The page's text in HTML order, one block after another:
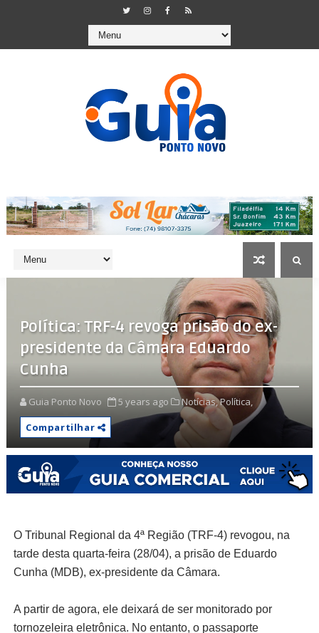
Política: TRF-4 revoga prisão do ex-
presidente da Câmara Eduardo
Cunha
Guia Ponto Novo 5 years ago Notícias,Política,
Compartilhar
O Tribunal Regional da 4ª Região (TRF-4) revogou, na
tarde desta quarta-feira (28/04), a prisão de Eduardo
Cunha (MDB), ex-presidente da Câmara.
A partir de agora, ele deixará de ser monitorado por
tornozeleira eletrônica. No entanto, o passaporte